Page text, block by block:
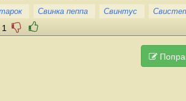
Свинка пеппа Свинтус
1